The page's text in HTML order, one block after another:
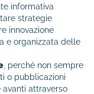
informativa
strategie
innovazione
e organizzata delle
, perché non sempre
o pubblicazioni
attraverso